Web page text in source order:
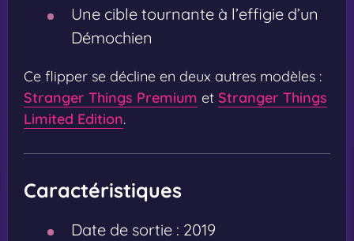
Une cible tournante à l’effigie d’un
Démochien
Ce flipper se décline en deux autres modèles :
Stranger Things Premium et Stranger Things
Limited Edition.
Caractéristiques
Date de sortie : 2019